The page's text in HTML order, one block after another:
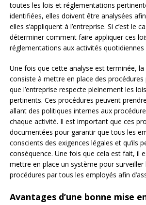
toutes les lois et réglementations
identifiées, elles doivent être analysées
elles s’appliquent à l’entreprise. Si c’est le
déterminer comment faire appliquer ces
réglementations aux activités quotidiennes
Une fois que cette analyse est terminée,
consiste à mettre en place des procédures
que l’entreprise respecte pleinement les
pertinents. Ces procédures peuvent
allant des politiques internes aux
chaque activité. Il est important que ces
documentées pour garantir que tous les
conscients des exigences légales et qu’ils
conséquence. Une fois que cela est fait, il
mettre en place un système pour surveiller
procédures par tous les employés afin
Avantages d’une bonne mise